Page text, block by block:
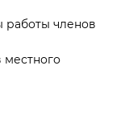
работы членов